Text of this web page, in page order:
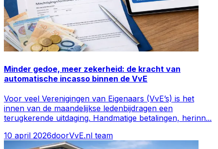
Minder gedoe, meer zekerheid: de kracht van
automatische incasso binnen de VvE
Voor veel Verenigingen van Eigenaars (VvE’s) is het
innen van de maandelijkse ledenbijdragen een
terugkerende uitdaging. Handmatige betalingen, herinn...
10 april 2026doorVvE.nl team